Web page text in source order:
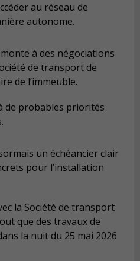
au réseau de
autonome.
à des négociations
de transport de
de l’immeuble.
de probables priorités
un échéancier clair
pour l’installation
la Société de transport
que des travaux de
la nuit du 25 mai 2026